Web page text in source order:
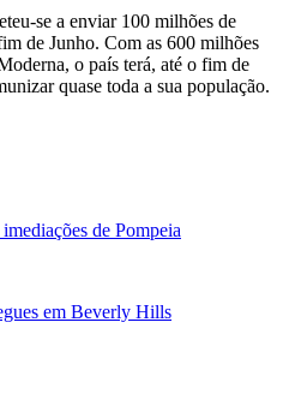
se a enviar 100 milhões de
de Junho. Com as 600 milhões
o país terá, até o fim de
quase toda a sua população.
de Pompeia
em Beverly Hills